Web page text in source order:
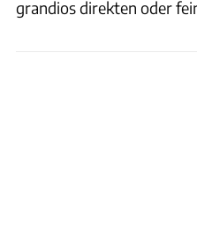
grandios direkten oder